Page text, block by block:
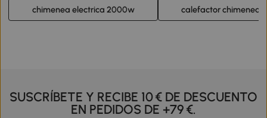
chimenea electrica 2000w calefactor chimenea
SUSCRÍBETE Y RECIBE 10 € DE DESCUENTO
EN PEDIDOS DE +79 €.